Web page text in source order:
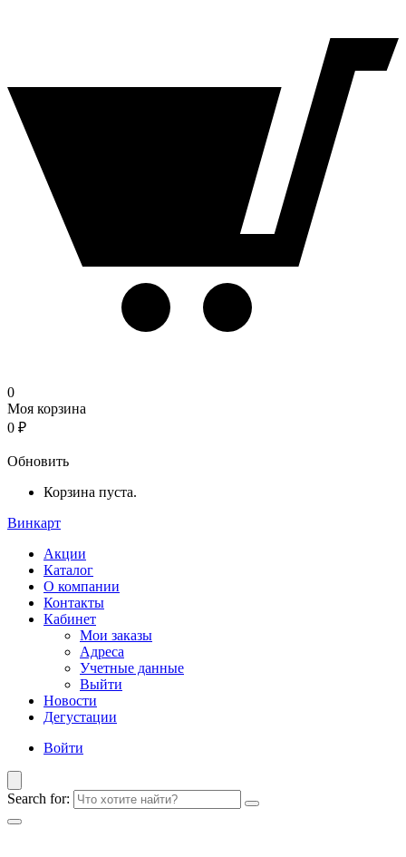
0
Моя корзина
0 ₽
Обновить
Корзина пуста.
Винкарт
Акции
Каталог
О компании
Контакты
Кабинет
Мои заказы
Адреса
Учетные данные
Выйти
Новости
Дегустации
Войти
Search for: